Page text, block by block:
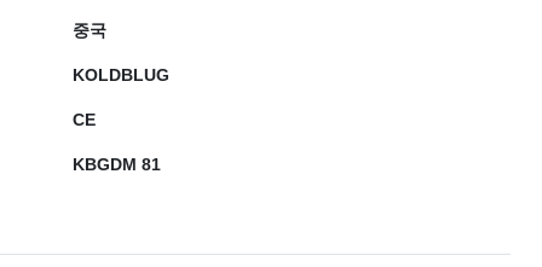
중국
KOLDBLUG
CE
KBGDM 81